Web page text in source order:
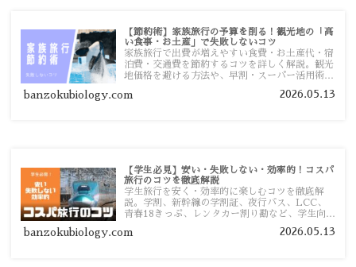
【節約術】家族旅行の予算を削る！観光地の「高
い食事・お土産」で失敗しないコツ
家族旅行で出費が増えやすい食費・お土産代・宿
泊費・交通費を節約するコツを詳しく解説。観光
地価格を避ける方法や、早割・スーパー活用術、
banzokubiology.com 2026.05.13
【学生必見】安い・失敗しない・効率的！コスパ
旅行のコツを徹底解説
学生旅行を安く・効率的に楽しむコツを徹底解
説。学割、新幹線の学割証、夜行バス、LCC、
青春18きっぷ、レンタカー割り勘など、学生向け
banzokubiology.com 2026.05.13